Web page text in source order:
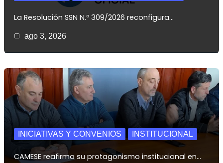
La Resolución SSN N.º 309/2026 reconfigura…
ago 3, 2026
INICIATIVAS Y CONVENIOS INSTITUCIONAL
CAMESE reafirma su protagonismo institucional en…